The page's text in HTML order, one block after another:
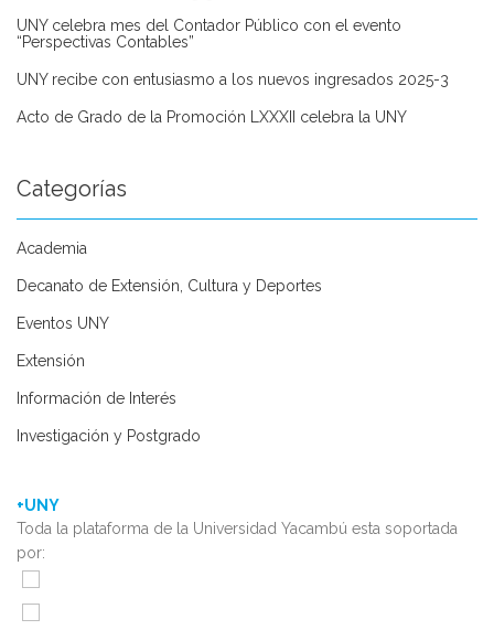
UNY celebra mes del Contador Público con el evento
“Perspectivas Contables”
UNY recibe con entusiasmo a los nuevos ingresados 2025-3
Acto de Grado de la Promoción LXXXII celebra la UNY
Categorías
Academia
Decanato de Extensión, Cultura y Deportes
Eventos UNY
Extensión
Información de Interés
Investigación y Postgrado
+UNY
Toda la plataforma de la Universidad Yacambú esta soportada
por: